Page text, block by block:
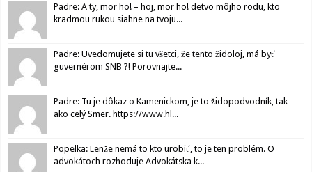
Padre: A ty, mor ho! – hoj, mor ho! detvo môjho rodu, kto
kradmou rukou siahne na tvoju...
Padre: Uvedomujete si tu všetci, že tento židoloj, má byť
guvernérom SNB ?! Porovnajte...
Padre: Tu je dôkaz o Kamenickom, je to židopodvodník, tak
ako celý Smer. https://www.hl...
Popelka: Lenže nemá to kto urobiť, to je ten problém. O
advokátoch rozhoduje Advokátska k...